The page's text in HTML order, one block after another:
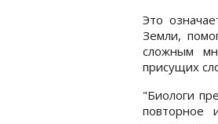
Это
Земли,
сложным
присущих
"Биологи
повторное